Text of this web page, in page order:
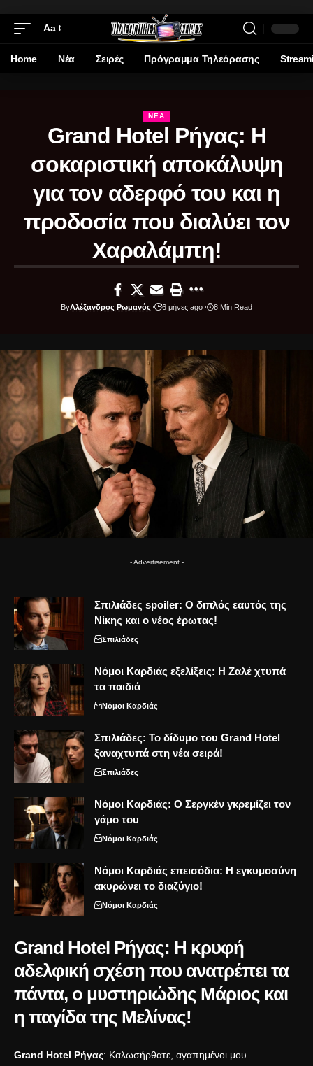
Aa
Home Νέα Σειρές Πρόγραμμα Τηλεόρασης
ΝΈΑ
Grand Hotel Ρήγας: Η
σοκαριστική αποκάλυψη
για τον αδερφό του και η
προδοσία που διαλύει τον
Χαραλάμπη!
ByΑλέξανδρος Ρωμανός 6 μήνες ago 8 Min Read
- Advertisement -
Σπιλιάδες spoiler: Ο διπλός εαυτός της
Νίκης και ο νέος έρωτας!
Σπιλιάδες
Νόμοι Καρδιάς εξελίξεις: Η Ζαλέ χτυπά
τα παιδιά
Νόμοι Καρδιάς
Σπιλιάδες: Το δίδυμο του Grand Hotel
ξαναχτυπά στη νέα σειρά!
Σπιλιάδες
Νόμοι Καρδιάς: Ο Σεργκέν γκρεμίζει τον
γάμο του
Νόμοι Καρδιάς
Νόμοι Καρδιάς επεισόδια: Η εγκυμοσύνη
ακυρώνει το διαζύγιο!
Νόμοι Καρδιάς
Grand Hotel Ρήγας: Η κρυφή
αδελφική σχέση που ανατρέπει τα
πάντα, ο μυστηριώδης Μάριος και
η παγίδα της Μελίνας!
Grand Hotel Ρήγας: Καλωσήρθατε, αγαπημένοι μου